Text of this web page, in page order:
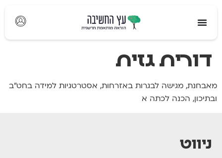
דורית גזית
מאבחנת, מגישה לבגרות באזרחות, אסטרטגיות למידה בחט"ב
ובתיכון, הכנה לכתה א
ניווט